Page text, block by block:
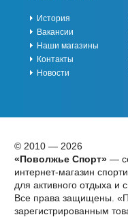
История
Вакансии
Наши магазины
Контакты
Новости
© 2010 — 2026
«Поволжье Спорт»—
интернет-магазин
для активного отдыха и
Все права защищены.
зарегистрированным